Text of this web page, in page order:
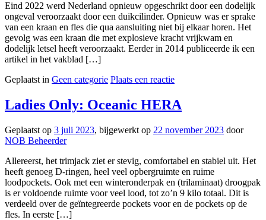
Eind 2022 werd Nederland opnieuw opgeschrikt door een dodelijk
ongeval veroorzaakt door een duikcilinder. Opnieuw was er sprake
van een kraan en fles die qua aansluiting niet bij elkaar horen. Het
gevolg was een kraan die met explosieve kracht vrijkwam en
dodelijk letsel heeft veroorzaakt. Eerder in 2014 publiceerde ik een
artikel in het vakblad […]
Geplaatst in Geen categorie Plaats een reactie
Ladies Only: Oceanic HERA
Geplaatst op 3 juli 2023, bijgewerkt op 22 november 2023 door
NOB Beheerder
Allereerst, het trimjack ziet er stevig, comfortabel en stabiel uit. Het
heeft genoeg D-ringen, heel veel opbergruimte en ruime
loodpockets. Ook met een winteronderpak en (trilaminaat) droogpak
is er voldoende ruimte voor veel lood, tot zo’n 9 kilo totaal. Dit is
verdeeld over de geïntegreerde pockets voor en de pockets op de
fles. In eerste […]